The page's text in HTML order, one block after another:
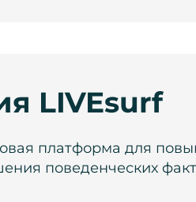
LIVEsurf
платформа для
поведенческих